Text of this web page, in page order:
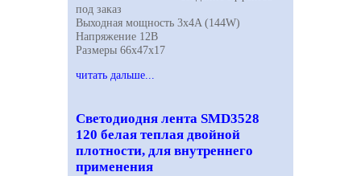
под заказ
Выходная мощность 3х4A (144W)
Напряжение 12В
Размеры 66х47х17
читать дальше...
Светодиодня лента SMD3528
120 белая теплая двойной
плотности, для внутреннего
применения